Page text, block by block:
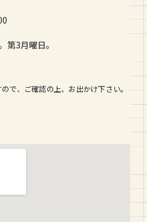
第3月曜日。
で、ご確認の上、お出かけ下さい。